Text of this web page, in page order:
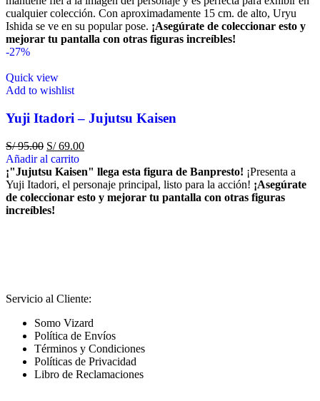
cualquier colección. Con aproximadamente 15 cm. de alto, Uryu
Ishida se ve en su popular pose. ¡Asegúrate de coleccionar esto y
mejorar tu pantalla con otras figuras increíbles!
-27%
Quick view
Add to wishlist
Yuji Itadori – Jujutsu Kaisen
S/95.00 S/69.00
Añadir al carrito
¡"Jujutsu Kaisen" llega esta figura de Banpresto! ¡Presenta a
Yuji Itadori, el personaje principal, listo para la acción! ¡Asegúrate
de coleccionar esto y mejorar tu pantalla con otras figuras
increíbles!
Servicio al Cliente:
Somo Vizard
Política de Envíos
Términos y Condiciones
Políticas de Privacidad
Libro de Reclamaciones